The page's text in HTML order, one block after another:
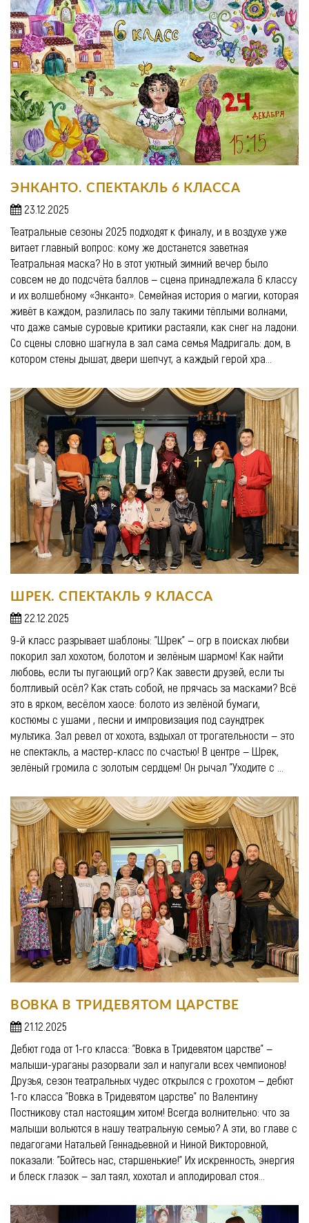
ЭНКАНТО. СПЕКТАКЛЬ 6 КЛАССА
23.12.2025
Театральные сезоны 2025 подходят к финалу, и в воздухе уже
витает главный вопрос: кому же достанется заветная
Театральная маска? Но в этот уютный зимний вечер было
совсем не до подсчёта баллов — сцена принадлежала 6 классу
и их волшебному «Энканто». Семейная история о магии, которая
живёт в каждом, разлилась по залу такими тёплыми волнами,
что даже самые суровые критики растаяли, как снег на ладони.
Со сцены словно шагнула в зал сама семья Мадригаль: дом, в
котором стены дышат, двери шепчут, а каждый герой хра...
ШРЕК. СПЕКТАКЛЬ 9 КЛАССА
22.12.2025
9-й класс разрывает шаблоны: "Шрек" — огр в поисках любви
покорил зал хохотом, болотом и зелёным шармом! Как найти
любовь, если ты пугающий огр? Как завести друзей, если ты
болтливый осёл? Как стать собой, не прячась за масками? Всё
это в ярком, весёлом хаосе: болото из зелёной бумаги,
костюмы с ушами , песни и импровизация под саундтрек
мультика. Зал ревел от хохота, вздыхал от трогательности — это
не спектакль, а мастер-класс по счастью! В центре — Шрек,
зелёный громила с золотым сердцем! Он рычал "Уходите с ...
ВОВКА В ТРИДЕВЯТОМ ЦАРСТВЕ
21.12.2025
Дебют года от 1-го класса: "Вовка в Тридевятом царстве" —
малыши-ураганы разорвали зал и напугали всех чемпионов!
Друзья, сезон театральных чудес открылся с грохотом — дебют
1-го класса "Вовка в Тридевятом царстве" по Валентину
Постникову стал настоящим хитом! Всегда волнительно: что за
малыши вольются в нашу театральную семью? А эти, во главе с
педагогами Натальей Геннадьевной и Ниной Викторовной,
показали: "Бойтесь нас, старшенькие!" Их искренность, энергия
и блеск глазок — зал таял, хохотал и аплодировал стоя...